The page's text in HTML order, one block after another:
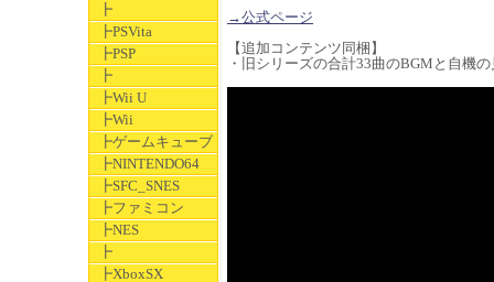
┣
┣PSVita
┣PSP
┣
┣Wii U
┣Wii
┣ゲームキューブ
┣NINTENDO64
┣SFC_SNES
┣ファミコン
┣NES
┣
┣XboxSX
→公式ページ
【追加コンテンツ同梱】
・旧シリーズの合計33曲のBGMと自機